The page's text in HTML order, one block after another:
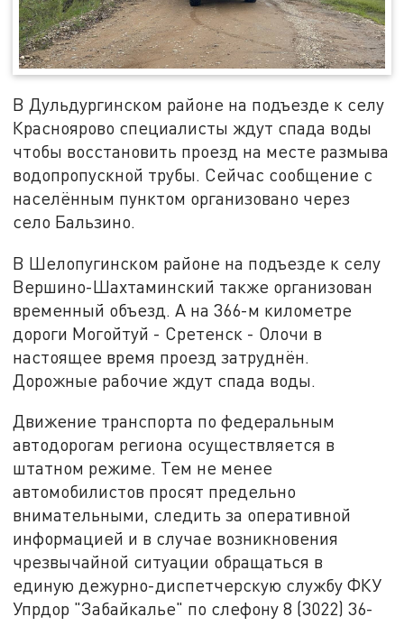
В Дульдургинском районе на подъезде к селу
Красноярово специалисты ждут спада воды
чтобы восстановить проезд на месте размыва
водопропускной трубы. Сейчас сообщение с
населённым пунктом организовано через
село Бальзино.
В Шелопугинском районе на подъезде к селу
Вершино-Шахтаминский также организован
временный объезд. А на 366-м километре
дороги Могойтуй - Сретенск - Олочи в
настоящее время проезд затруднён.
Дорожные рабочие ждут спада воды.
Движение транспорта по федеральным
автодорогам региона осуществляется в
штатном режиме. Тем не менее
автомобилистов просят предельно
внимательными, следить за оперативной
информацией и в случае возникновения
чрезвычайной ситуации обращаться в
единую дежурно-диспетчерскую службу ФКУ
Упрдор "Забайкалье" по слефону 8 (3022) 36-